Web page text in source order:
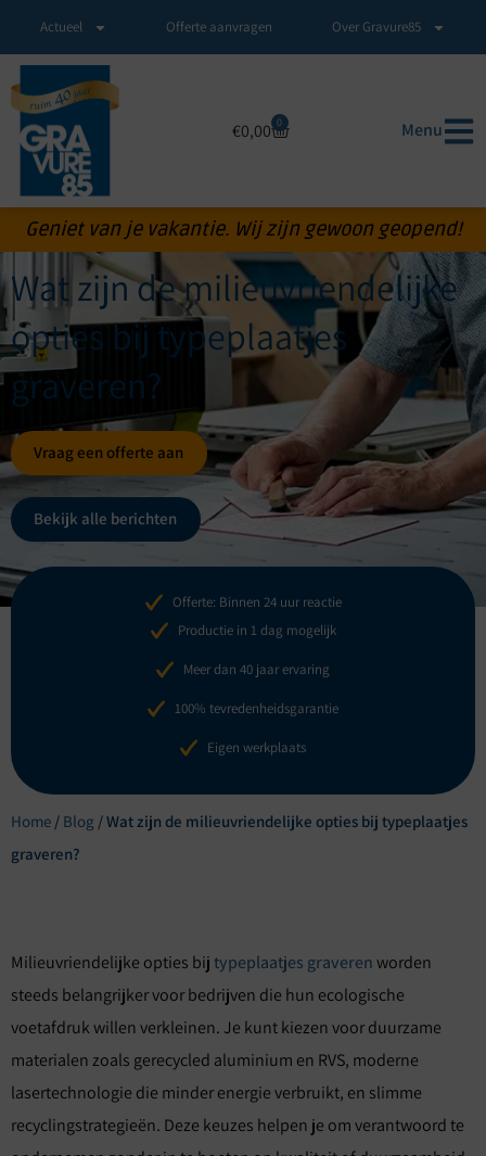
Actueel Offerte aanvragen Over Gravure85
€0,00 0 Menu
Geniet van je vakantie. Wij zijn gewoon geopend!
Wat zijn de milieuvriendelijke
opties bij typeplaatjes
graveren?
Vraag een offerte aan
Bekijk alle berichten
Offerte: Binnen 24 uur reactie
Productie in 1 dag mogelijk
Meer dan 40 jaar ervaring
100% tevredenheidsgarantie
Eigen werkplaats
Home / Blog /Wat zijn de milieuvriendelijke opties bij typeplaatjes
graveren?
Milieuvriendelijke opties bijtypeplaatjes graverenworden
steeds belangrijker voor bedrijven die hun ecologische
voetafdruk willen verkleinen. Je kunt kiezen voor duurzame
materialen zoals gerecycled aluminium en RVS, moderne
lasertechnologie die minder energie verbruikt, en slimme
recyclingstrategieën. Deze keuzes helpen je om verantwoord te